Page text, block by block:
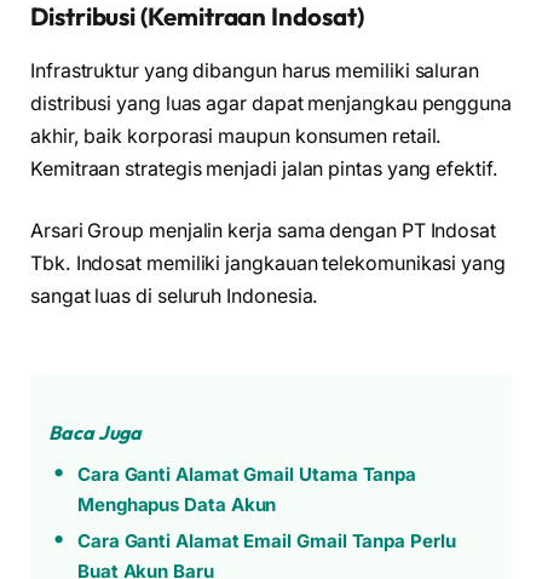
Distribusi (Kemitraan Indosat)
Infrastruktur yang dibangun harus memiliki saluran
distribusi yang luas agar dapat menjangkau pengguna
akhir, baik korporasi maupun konsumen retail.
Kemitraan strategis menjadi jalan pintas yang efektif.
Arsari Group menjalin kerja sama dengan PT Indosat
Tbk. Indosat memiliki jangkauan telekomunikasi yang
sangat luas di seluruh Indonesia.
Baca Juga
Cara Ganti Alamat Gmail Utama Tanpa
Menghapus Data Akun
Cara Ganti Alamat Email Gmail Tanpa Perlu
Buat Akun Baru